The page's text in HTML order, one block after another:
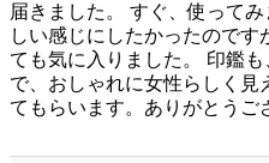
届きました。 すぐ、使って
しい感じにしたかったのです
ても気に入りました。 印鑑
で、おしゃれに女性らしく見
てもらいます。ありがとう